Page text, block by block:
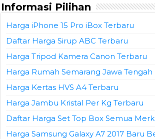
Informasi Pilihan
Harga iPhone 15 Pro iBox Terbaru
Daftar Harga Sirup ABC Terbaru
Harga Tripod Kamera Canon Terbaru
Harga Rumah Semarang Jawa Tengah
Harga Kertas HVS A4 Terbaru
Harga Jambu Kristal Per Kg Terbaru
Daftar Harga Set Top Box Semua
Harga Samsung Galaxy A7 2017 Baru